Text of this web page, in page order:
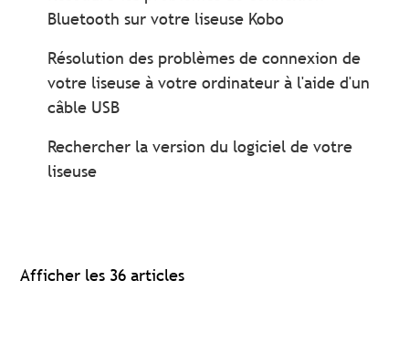
Bluetooth sur votre liseuse Kobo
Résolution des problèmes de connexion de
votre liseuse à votre ordinateur à l'aide d'un
câble USB
Rechercher la version du logiciel de votre
liseuse
Afficher les 36 articles